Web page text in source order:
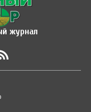
журнал